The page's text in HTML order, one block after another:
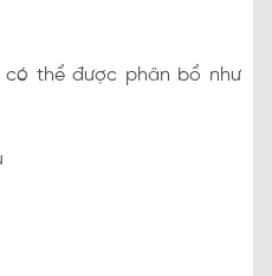
có thể được phân bổ như